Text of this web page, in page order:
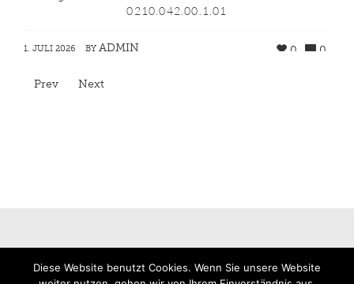
0210.042.00.1.01
1. JULI 2026 BY ADMIN 0
0
Prev Next
Diese Website benutzt Cookies. Wenn Sie unsere Website